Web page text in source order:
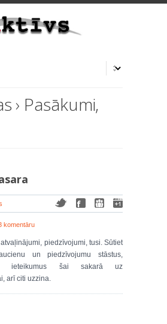
› Pasākumi,
komentāru
piedzīvojumi, tusi. Sūtiet
un piedzīvojumu stāstus,
ieteikumus šai sakarā uz
arī citi uzzina.